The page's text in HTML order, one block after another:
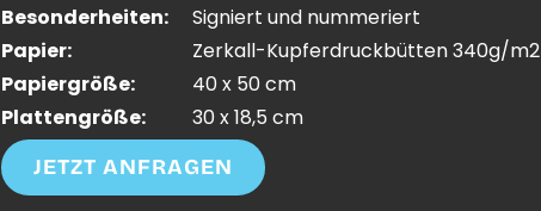
Besonderheiten:
Signiert und nummeriert
Papier:
Zerkall-Kupferdruckbütten 340g/m2
Papiergröße:
40 x 50 cm
Plattengröße:
30 x 18,5 cm
JETZT ANFRAGEN